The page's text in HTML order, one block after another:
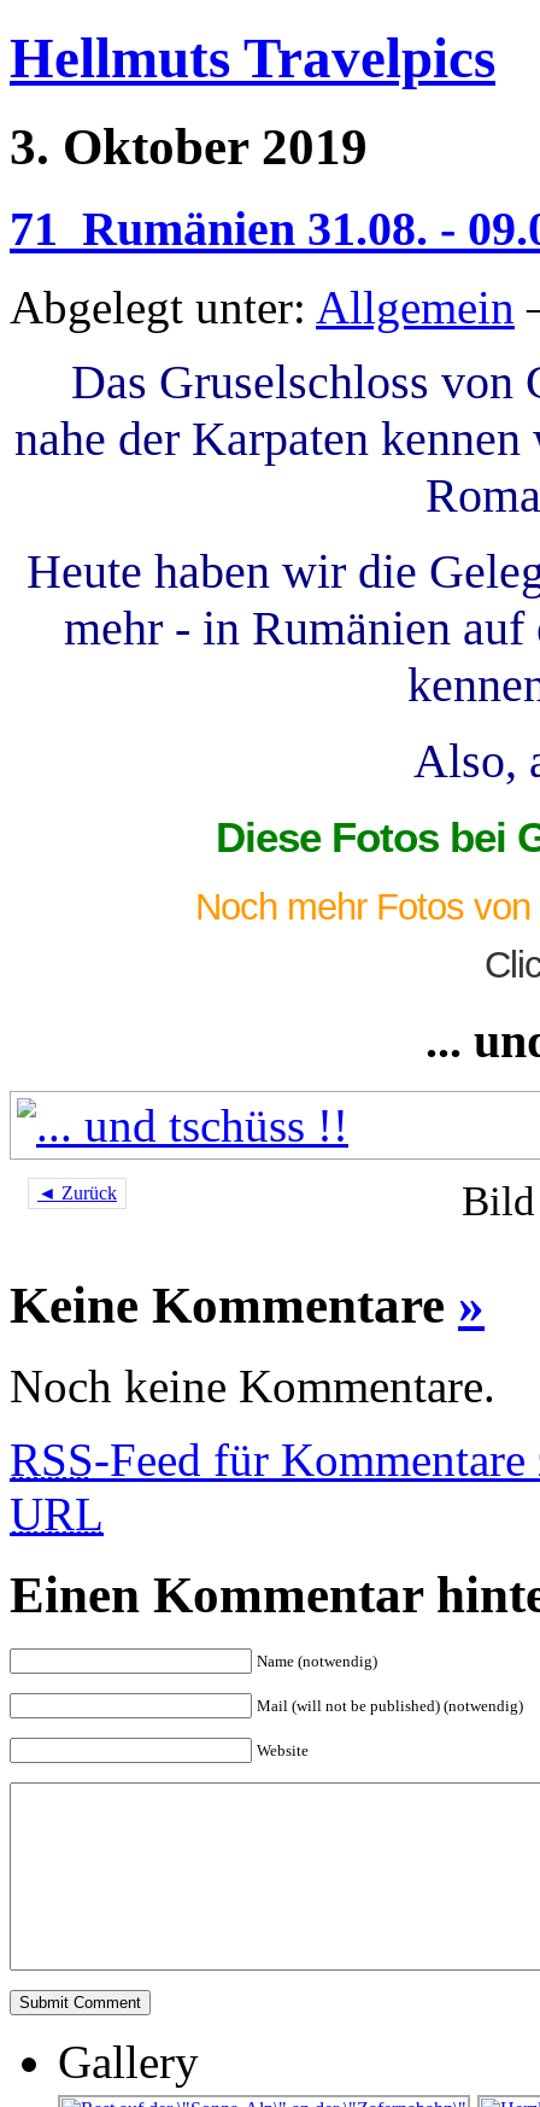
Hellmuts Travelpics
3. Oktober 2019
71_Rumänien 31.08. -
Abgelegt unter: Allgemein
Das Gruselschloss
nahe der Karpaten
Heute haben wir die
mehr - in Rumänien
Also,
Diese Fotos bei
Noch mehr Fotos
...
◄ Zurück Bild
Keine Kommentare »
Noch keine Kommentare.
RSS-Feed für
URL
Einen Kommentar
Name (notwendig)
Mail (will not be published) (notwendig)
Website
Gallery